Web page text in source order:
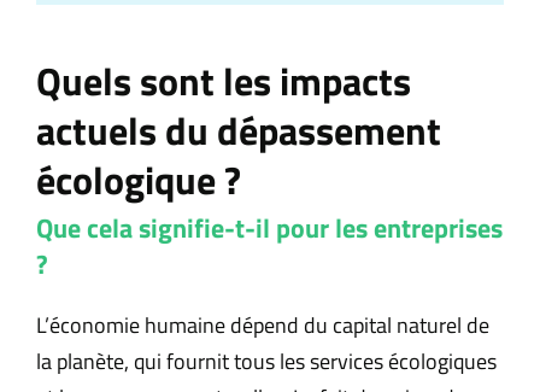
Quels sont les impacts
actuels du dépassement
écologique ?
Que cela signifie-t-il pour les entreprises
?
L’économie humaine dépend du capital naturel de
la planète, qui fournit tous les services écologiques